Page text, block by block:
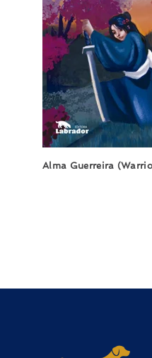
Alma Guerreira